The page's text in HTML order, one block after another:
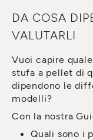
DA COSA
VALUTARLI
Vuoi capire
stufa a pellet di
dipendono le
modelli?
Con la nostra
Quali sono i